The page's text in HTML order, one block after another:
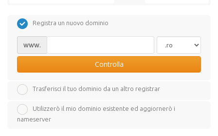
Registra un nuovo dominio
www.
Controlla
Trasferisci il tuo dominio da un altro registrar
Utilizzerò il mio dominio esistente ed aggiornerò i
nameserver